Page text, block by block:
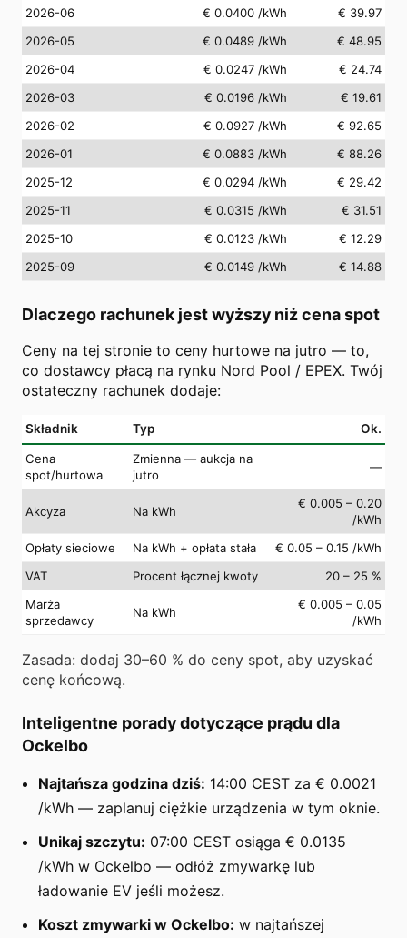
2026-06
€ 0.0400 /kWh
€ 39.97
2026-05
€ 0.0489 /kWh
€ 48.95
2026-04
€ 0.0247 /kWh
€ 24.74
2026-03
€ 0.0196 /kWh
€ 19.61
2026-02
€ 0.0927 /kWh
€ 92.65
2026-01
€ 0.0883 /kWh
€ 88.26
2025-12
€ 0.0294 /kWh
€ 29.42
2025-11
€ 0.0315 /kWh
€ 31.51
2025-10
€ 0.0123 /kWh
€ 12.29
2025-09
€ 0.0149 /kWh € 14.88
Dlaczego rachunek jest wyższy niż cena spot
Ceny na tej stronie to ceny hurtowe na jutro — to,
co dostawcy płacą na rynku Nord Pool / EPEX. Twój
ostateczny rachunek dodaje:
Składnik Typ Ok.
Cena
spot/hurtowa
Zmienna — aukcja na
jutro
—
Akcyza Na kWh
€ 0.005 – 0.20
/kWh
Opłaty sieciowe
Na kWh + opłata stała
€ 0.05 – 0.15 /kWh
VAT
Procent łącznej kwoty
20 – 25 %
Marża
sprzedawcy
Na kWh
€ 0.005 – 0.05
/kWh
Zasada: dodaj 30–60 % do ceny spot, aby uzyskać
cenę końcową.
Inteligentne porady dotyczące prądu dla
Ockelbo
Najtańsza godzina dziś: 14:00 CEST za € 0.0021
/kWh — zaplanuj ciężkie urządzenia w tym oknie.
Unikaj szczytu: 07:00 CEST osiąga € 0.0135
/kWh w Ockelbo — odłóż zmywarkę lub
ładowanie EV jeśli możesz.
Koszt zmywarki w Ockelbo: w najtańszej